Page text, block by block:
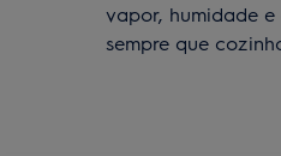
vapor, humidade
sempre que